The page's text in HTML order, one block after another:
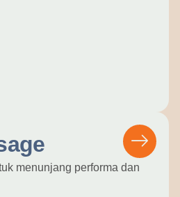
menunjang performa dan